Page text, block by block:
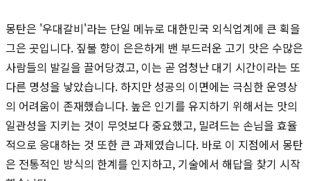
몽탄은 '우대갈비'라는 단일 메뉴로 대한민국 외식업계에 큰 획을
그은 곳입니다. 짚불 향이 은은하게 밴 부드러운 고기 맛은 수많은
사람들의 발길을 끌어당겼고, 이는 곧 엄청난 대기 시간이라는 또
다른 명성을 낳았습니다. 하지만 성공의 이면에는 극심한 운영상
의 어려움이 존재했습니다. 높은 인기를 유지하기 위해서는 맛의
일관성을 지키는 것이 무엇보다 중요했고, 밀려드는 손님을 효율
적으로 응대하는 것 또한 큰 과제였습니다. 바로 이 지점에서 몽탄
은 전통적인 방식의 한계를 인지하고, 기술에서 해답을 찾기 시작